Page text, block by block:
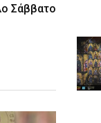
Σάββατο